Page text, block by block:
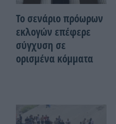
Το σενάριο πρόωρων
εκλογών επέφερε
σύγχυση σε
ορισμένα κόμματα